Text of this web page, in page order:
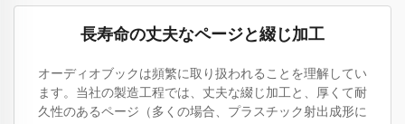
長寿命の丈夫なページと綴じ加工
オーディオブックは頻繁に取り扱われることを理解してい
ます。当社の製造工程では、丈夫な綴じ加工と、厚くて耐
久性のあるページ（多くの場合、プラスチック射出成形に